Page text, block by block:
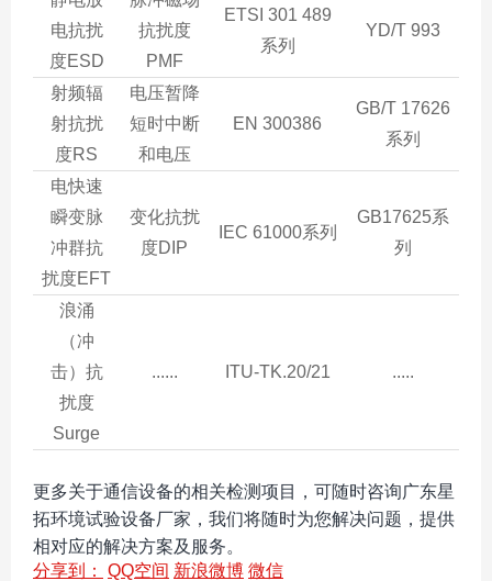
电抗扰
度ESD
抗扰度
PMF
ETSI 301 489
系列
YD/T 993
射频辐
射抗扰
度RS
电压暂降
短时中断
和电压
EN 300386
GB/T 17626
系列
电快速
瞬变脉
冲群抗
扰度EFT
变化抗扰
度DIP
IEC 61000系列
GB17625系
列
浪涌
（冲
击）抗
扰度
Surge
...... ITU-TK.20/21 .....
更多关于通信设备的相关检测项目，可随时咨询广东星
拓环境试验设备厂家，我们将随时为您解决问题，提供
相对应的解决方案及服务。
分享到：
QQ空间 新浪微博 微信